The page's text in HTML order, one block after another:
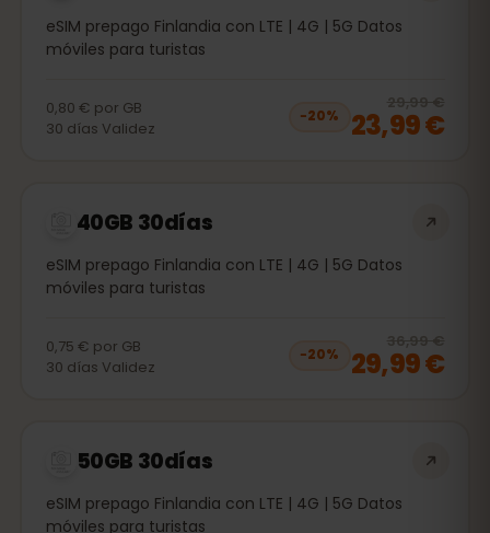
eSIM prepago Finlandia con LTE | 4G | 5G Datos
móviles para turistas
0,80 € por GB
30 días Validez
−20%
29,99 €
23,99 €
40GB 30días
eSIM prepago Finlandia con LTE | 4G | 5G Datos
móviles para turistas
0,75 € por GB
30 días Validez
−20%
36,99 €
29,99 €
50GB 30días
eSIM prepago Finlandia con LTE | 4G | 5G Datos
móviles para turistas